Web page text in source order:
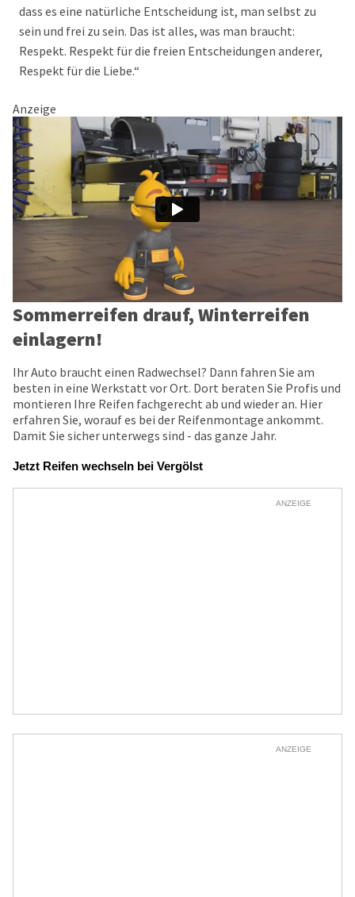
dass es eine natürliche Entscheidung ist, man selbst zu
sein und frei zu sein. Das ist alles, was man braucht:
Respekt. Respekt für die freien Entscheidungen anderer,
Respekt für die Liebe.“
Anzeige
Sommerreifen drauf, Winterreifen
einlagern!
Ihr Auto braucht einen Radwechsel? Dann fahren Sie am
besten in eine Werkstatt vor Ort. Dort beraten Sie Profis und
montieren Ihre Reifen fachgerecht ab und wieder an. Hier
erfahren Sie, worauf es bei der Reifenmontage ankommt.
Damit Sie sicher unterwegs sind - das ganze Jahr.
Jetzt Reifen wechseln bei Vergölst
ANZEIGE
ANZEIGE